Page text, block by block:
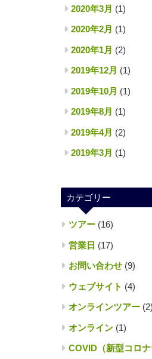
2020年3月 (1)
2020年2月 (1)
2020年1月 (2)
2019年12月 (1)
2019年10月 (1)
2019年8月 (1)
2019年4月 (2)
2019年3月 (1)
カテゴリー
ツアー(16)
営業日 (17)
お問い合わせ(9)
ウェブサイト (4)
オンラインツアー(2)
オンライン(1)
COVID（新型コロナ